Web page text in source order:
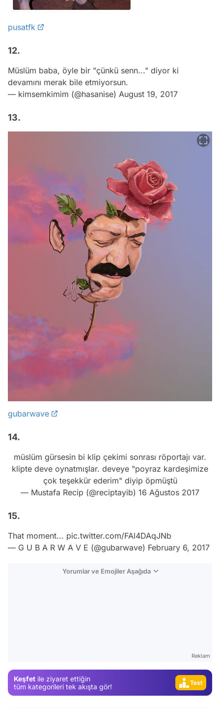
pusatfk
12.
Müslüm baba, öyle bir "çünkü senn..." diyor ki
devamını merak bile etmiyorsun.
— kimsemkimim (@hasanise) August 19, 2017
13.
gubarwave
14.
müslüm gürsesin bi klip çekimi sonrası röportajı var.
klipte deve oynatmışlar. deveye "poyraz kardeşimize
çok teşekkür ederim" diyip öpmüştü
— Mustafa Recip (@reciptayib) 16 Ağustos 2017
15.
That moment... pic.twitter.com/FAl4DAqJNb
— G U B A R W A V E (@gubarwave) February 6, 2017
Yorumlar ve Emojiler Aşağıda
Reklam
Keşfet ile ziyaret ettiğin
tüm kategorileri tek akışta gör!
Test